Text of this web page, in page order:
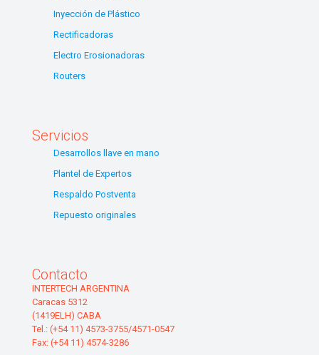
Inyección de Plástico
Rectificadoras
Electro Erosionadoras
Routers
Servicios
Desarrollos llave en mano
Plantel de Expertos
Respaldo Postventa
Repuesto originales
Contacto
INTERTECH ARGENTINA
Caracas 5312
(1419ELH) CABA
Tel.: (+54 11) 4573-3755/4571-0547
Fax: (+54 11) 4574-3286